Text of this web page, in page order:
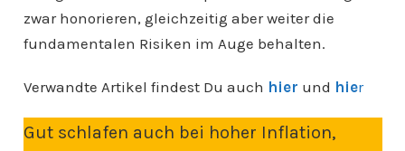
zwar honorieren, gleichzeitig aber weiter die
fundamentalen Risiken im Auge behalten.
Verwandte Artikel findest Du auch hier und hier
Gut schlafen auch bei hoher Inflation,